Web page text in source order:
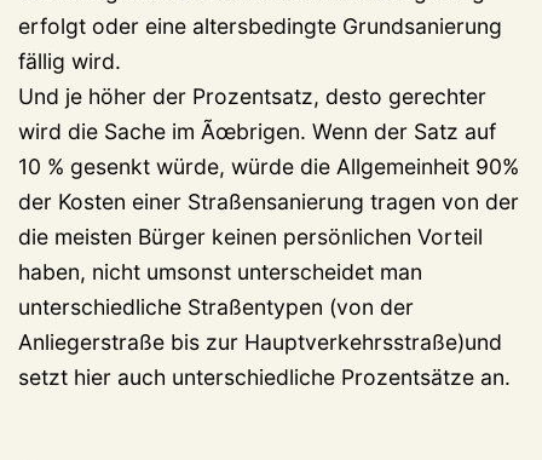
erfolgt oder eine altersbedingte Grundsanierung
fällig wird.
Und je höher der Prozentsatz, desto gerechter
wird die Sache im Ãœbrigen. Wenn der Satz auf
10 % gesenkt würde, würde die Allgemeinheit 90%
der Kosten einer Straßensanierung tragen von der
die meisten Bürger keinen persönlichen Vorteil
haben, nicht umsonst unterscheidet man
unterschiedliche Straßentypen (von der
Anliegerstraße bis zur Hauptverkehrsstraße)und
setzt hier auch unterschiedliche Prozentsätze an.